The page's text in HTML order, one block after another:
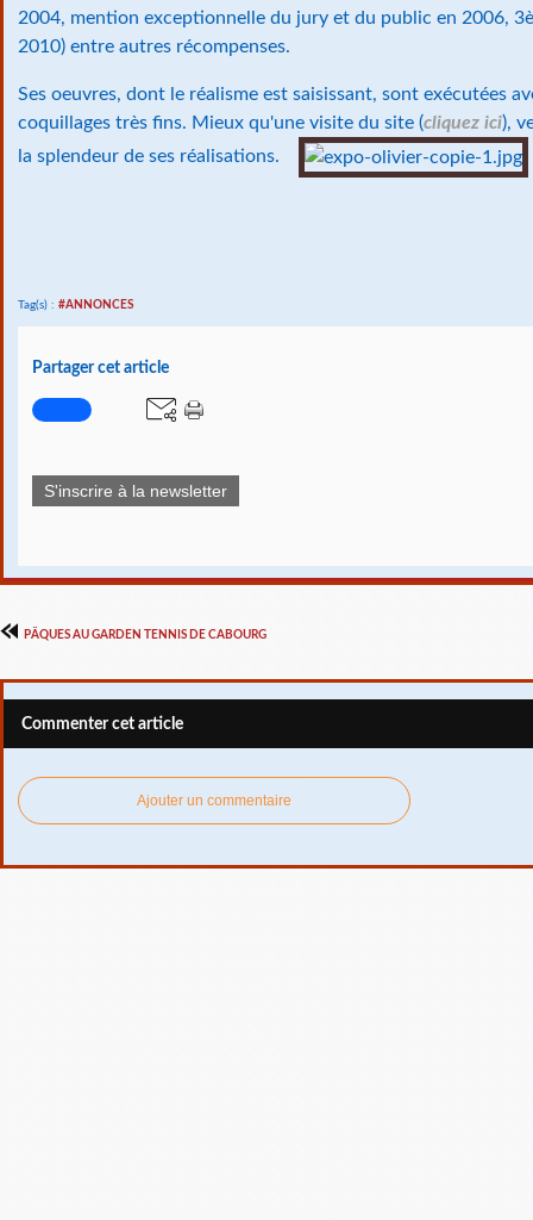
2004, mention exceptionnelle du jury et du public en 2006,
2010) entre autres récompenses.
Ses oeuvres, dont le réalisme est saisissant, sont exécutées
coquillages très fins. Mieux qu'une visite du site (cliquez ici),
la splendeur de ses réalisations.
Tag(s) : #ANNONCES
Partager cet article
S'inscrire à la newsletter
PÂQUES AU GARDEN TENNIS DE CABOURG
Commenter cet article
Ajouter un commentaire